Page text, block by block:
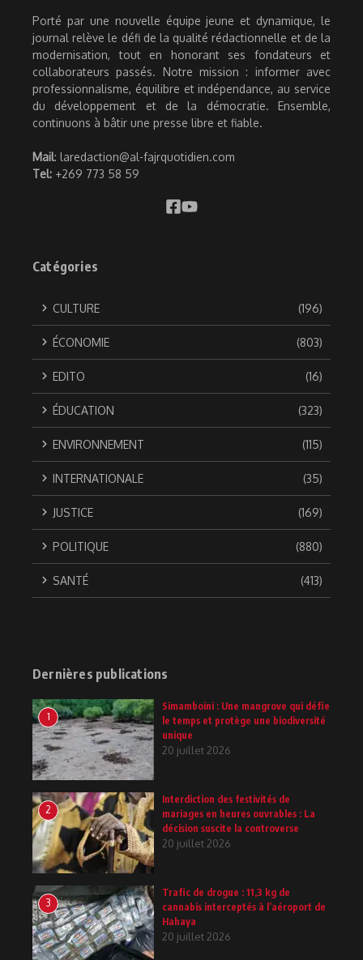
Porté par une nouvelle équipe jeune et dynamique, le
journal relève le défi de la qualité rédactionnelle et de la
modernisation, tout en honorant ses fondateurs et
collaborateurs passés. Notre mission : informer avec
professionnalisme, équilibre et indépendance, au service
du développement et de la démocratie. Ensemble,
continuons à bâtir une presse libre et fiable.
Mail: laredaction@al-fajrquotidien.com
Tel: +269 773 58 59
Catégories
CULTURE (196)
ÉCONOMIE (803)
EDITO (16)
ÉDUCATION (323)
ENVIRONNEMENT (115)
INTERNATIONALE (35)
JUSTICE (169)
POLITIQUE (880)
SANTÉ (413)
Dernières publications
1
Simamboini : Une mangrove qui défie
le temps et protège une biodiversité
unique
20 juillet 2026
2
Interdiction des festivités de
mariages en heures ouvrables : La
décision suscite la controverse
20 juillet 2026
3
Trafic de drogue : 11,3 kg de
cannabis interceptés à l’aéroport de
Hahaya
20 juillet 2026